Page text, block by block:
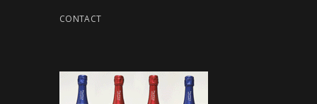
CONTACT